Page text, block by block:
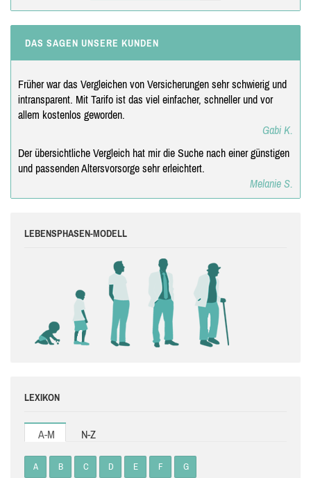
DAS SAGEN UNSERE KUNDEN
Früher war das Vergleichen von Versicherungen sehr schwierig und
intransparent. Mit Tarifo ist das viel einfacher, schneller und vor
allem kostenlos geworden.
Gabi K.
Der übersichtliche Vergleich hat mir die Suche nach einer günstigen
und passenden Altersvorsorge sehr erleichtert.
Melanie S.
LEBENSPHASEN-MODELL
LEXIKON
A-M N-Z
A B C D E F G